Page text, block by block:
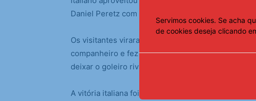
Daniel Peretz com uma bomba de perna direita: 2 a
Os visitantes viraram a partida a partir de um
companheiro e fez o pivô para Politano, que
deixar o goleiro rival estático: 3 a 2.
A vitória italiana foi sacramentada aos 35 minutos
Servimos cookies. Se acha
de cookies deseja clicando